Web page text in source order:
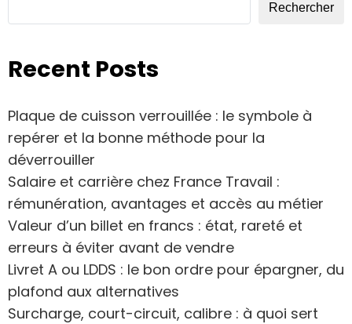
Rechercher
Recent Posts
Plaque de cuisson verrouillée : le symbole à
repérer et la bonne méthode pour la
déverrouiller
Salaire et carrière chez France Travail :
rémunération, avantages et accès au métier
Valeur d’un billet en francs : état, rareté et
erreurs à éviter avant de vendre
Livret A ou LDDS : le bon ordre pour épargner, du
plafond aux alternatives
Surcharge, court-circuit, calibre : à quoi sert